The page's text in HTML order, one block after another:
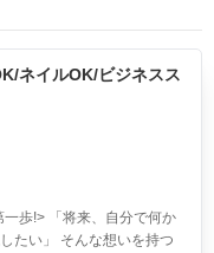
ネイルOK/ビジネスス
一歩!> 「将来、自分で何か
たい」 そんな想いを持つ